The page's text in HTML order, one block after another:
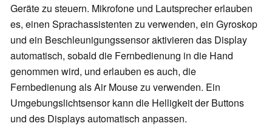
Geräte zu steuern. Mikrofone und Lautsprecher erlauben
es, einen Sprachassistenten zu verwenden, ein Gyroskop
und ein Beschleunigungssensor aktivieren das Display
automatisch, sobald die Fernbedienung in die Hand
genommen wird, und erlauben es auch, die
Fernbedienung als Air Mouse zu verwenden. Ein
Umgebungslichtsensor kann die Helligkeit der Buttons
und des Displays automatisch anpassen.